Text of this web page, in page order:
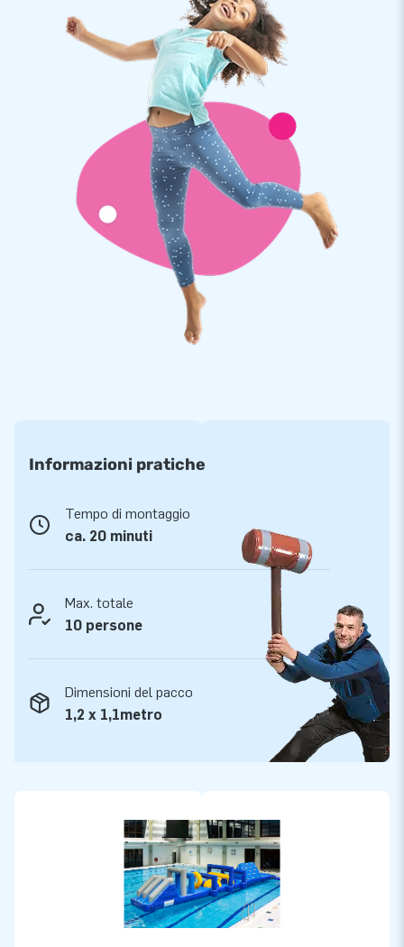
fornito con un ventilatore. Il materiale d' ancoraggio deve
essere fissato ai punti di ancoraggio in modo che il prodotto
rimanga in posizione e non fluttui troppo vicino ad altri
oggetti. Abbiamo pensato a tutto. In questo modo hai tutto
completo per una grande esperienza.
Saldato ad alta frequenza
JB pone delle esigenze molto elevate sui suoi prodotti. Per
garantire la qualità, utilizziamo tessuti in PVC selezionati da
900 grammi / m2 saldati ad alta frequenza. Il PVC sono forti e
colorfast. I prodotti sono quindi resistenti e facili da pulire. Hai
1 anno di garanzia sul Triangolo isolante ermetico.
Compra questo divertente parco giochi per la piscina e dai ai
tuoi clienti una giornata in acqua fantastica!
team di progettisti, sviluppatori e addetti alla logistica
sempre contare su un servizio e una consegna professionali.
Scopri tu stesso perché veniamo anche chiamati ‘creatori di
Informazioni pratiche
Tempo di montaggio
ca. 20 minuti
Max. totale
10 persone
Dimensioni del pacco
1,2 x 1,1metro